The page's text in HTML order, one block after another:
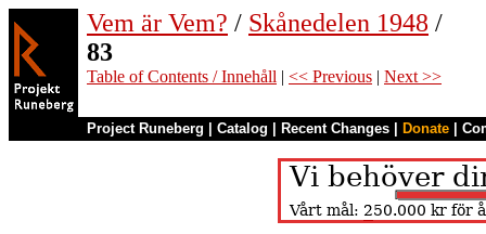
Vem är Vem? / Skånedelen 1948 /
83
Table of Contents / Innehåll | << Previous | Next >>
Project Runeberg Catalog Recent Changes Donate